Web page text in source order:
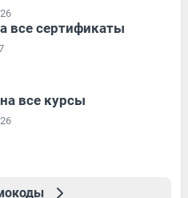
все сертификаты
все курсы